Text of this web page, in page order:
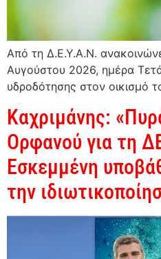
Από τη Δ.Ε.Υ.Α.Ν.
Αυγούστου 2026, ημέρα
υδροδότησης στον οικισμό
Καχριμάνης:
Ορφανού για τη
Εσκεμμένη
την